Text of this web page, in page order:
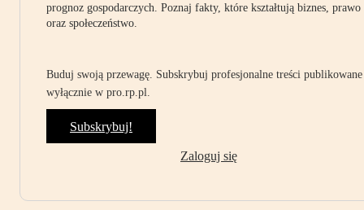
prognoz gospodarczych. Poznaj fakty, które kształtują biznes, prawo
oraz społeczeństwo.
Buduj swoją przewagę. Subskrybuj profesjonalne treści publikowane
wyłącznie w pro.rp.pl.
Subskrybuj!
Zaloguj się